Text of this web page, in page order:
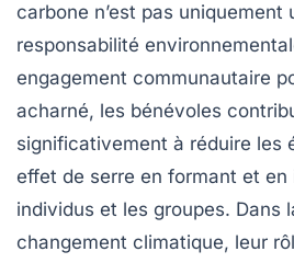
carbone n’est pas uniquement
responsabilité
engagement communautaire
acharné, les bénévoles
significativement à réduire les
effet de serre en formant et en
individus et les groupes. Dans
changement climatique, leur